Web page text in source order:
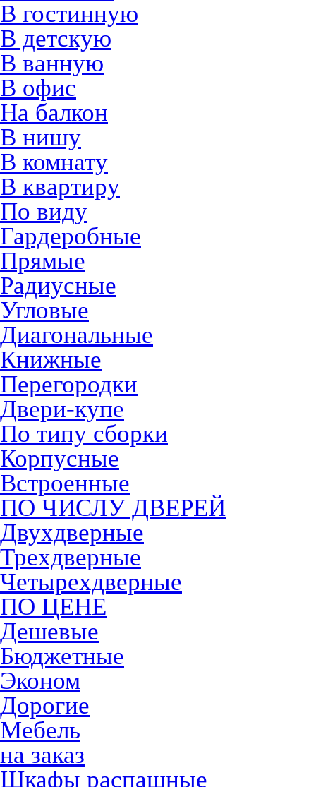
В гостинную
В детскую
В ванную
В офис
На балкон
В нишу
В комнату
В квартиру
По виду
Гардеробные
Прямые
Радиусные
Угловые
Диагональные
Книжные
Перегородки
Двери-купе
По типу сборки
Корпусные
Встроенные
ПО ЧИСЛУ ДВЕРЕЙ
Двухдверные
Трехдверные
Четырехдверные
ПО ЦЕНЕ
Дешевые
Бюджетные
Эконом
Дорогие
Мебель
на заказ
Шкафы распашные